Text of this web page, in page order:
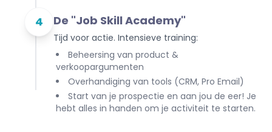
4 De "Job Skill Academy"
Tijd voor actie. Intensieve training:
Beheersing van product &
verkoopargumenten
Overhandiging van tools (CRM, Pro Email)
Start van je prospectie en aan jou de eer! Je
hebt alles in handen om je activiteit te starten.